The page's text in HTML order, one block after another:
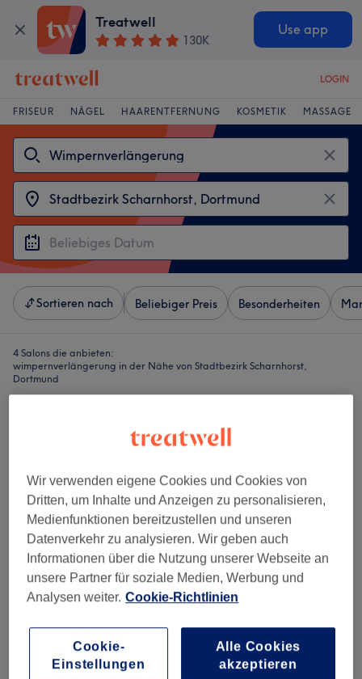
Treatwell
130K
Use app
LOGIN
FRISEUR NÄGEL HAARENTFERNUNG KOSMETIK MASSAGE
Sortieren nach Beliebiger Preis Besonderheiten
4 Salons die anbieten:
wimpernverlängerung in der Nähe von Stadtbezirk Scharnhorst,
Dortmund
Beauty Level
25 Bewertungen
Reichshof, Dortmund
Auf Karte anzeigen
Wir verwenden eigene Cookies und Cookies von
Dritten, um Inhalte und Anzeigen zu personalisieren,
Medienfunktionen bereitzustellen und unseren
Datenverkehr zu analysieren. Wir geben auch
Informationen über die Nutzung unserer Webseite an
unsere Partner für soziale Medien, Werbung und
Analysen weiter. Cookie-Richtlinien
Cookie-
Einstellungen
Alle Cookies
akzeptieren